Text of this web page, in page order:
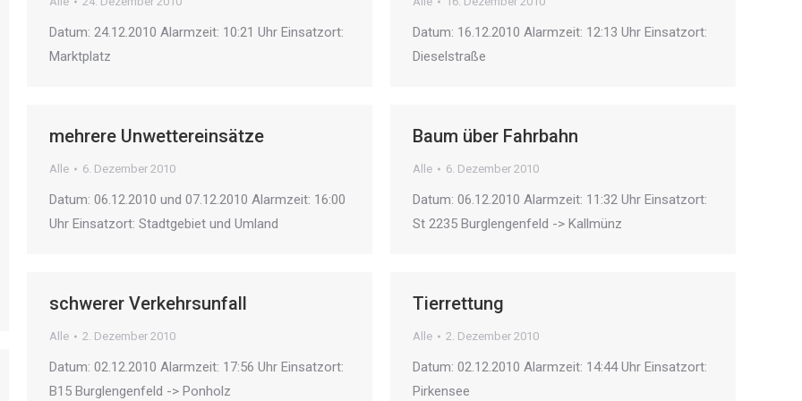
Datum: 24.12.2010 Alarmzeit: 10:21 Uhr Einsatzort:
Marktplatz
Datum: 16.12.2010 Alarmzeit: 12:13 Uhr Einsatzort:
Dieselstraße
mehrere Unwettereinsätze
Alle 6. Dezember 2010
Datum: 06.12.2010 und 07.12.2010 Alarmzeit: 16:00
Uhr Einsatzort: Stadtgebiet und Umland
Baum über Fahrbahn
Alle 6. Dezember 2010
Datum: 06.12.2010 Alarmzeit: 11:32 Uhr Einsatzort:
St 2235 Burglengenfeld -> Kallmünz
schwerer Verkehrsunfall
Alle 2. Dezember 2010
Datum: 02.12.2010 Alarmzeit: 17:56 Uhr Einsatzort:
B15 Burglengenfeld -> Ponholz
Tierrettung
Alle 2. Dezember 2010
Datum: 02.12.2010 Alarmzeit: 14:44 Uhr Einsatzort:
Pirkensee